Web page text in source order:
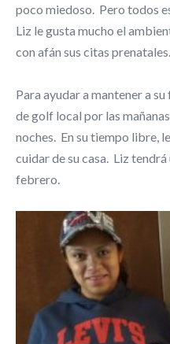
poco miedoso. Pero todos
Liz le gusta mucho el
con afán sus citas prenatales.
Para ayudar a mantener a
de golf local por las
noches. En su tiempo libre,
cuidar de su casa. Liz tendrá
febrero.